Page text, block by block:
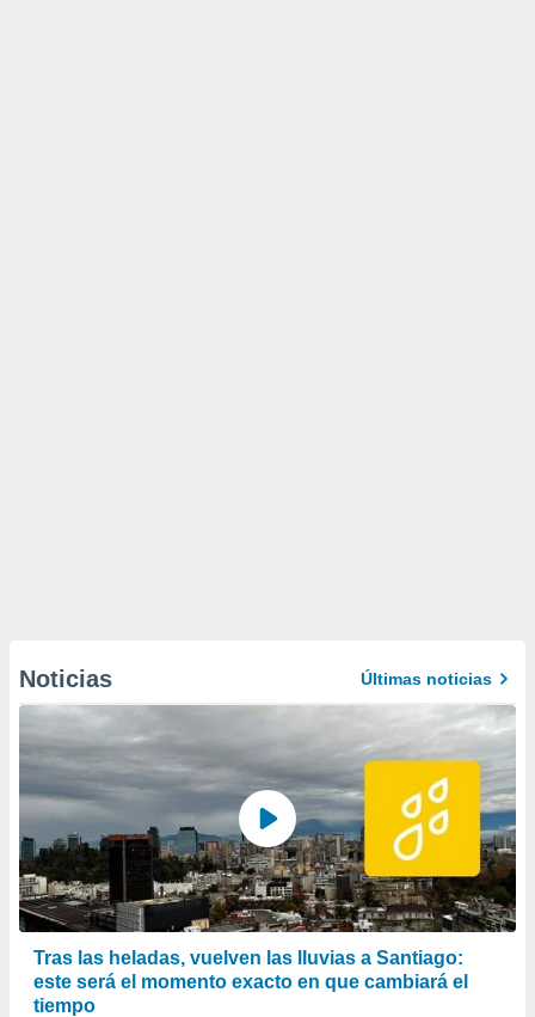
Noticias Últimas noticias
Tras las heladas, vuelven las lluvias a Santiago:
este será el momento exacto en que cambiará el
tiempo